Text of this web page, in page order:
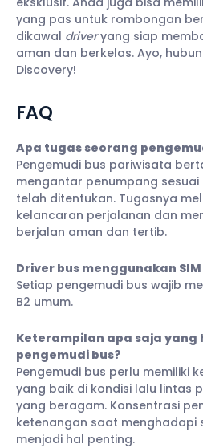
yang pas untuk rombongan
dikawal driveryang siap
aman dan berkelas. Ayo,
Discovery!
FAQ
Apa tugas seorang
Pengemudi bus pariwisata
mengantar penumpang
telah ditentukan. Tugasnya
kelancaran perjalanan dan
berjalan aman dan tertib.
Driver bus menggunakan
Setiap pengemudi bus wajib
B2 umum.
Keterampilan apa saja yang
pengemudi bus?
Pengemudi bus perlu memiliki
yang baik di kondisi lalu lintas
yang beragam. Konsentrasi
ketenangan saat menghadapi
menjadi hal penting.